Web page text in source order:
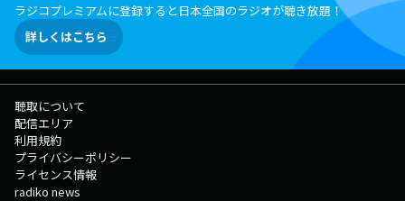
ラジコプレミアムに登録すると日本全国のラジオが聴き放題！
詳しくはこちら
聴取について
配信エリア
利用規約
プライバシーポリシー
ライセンス情報
radiko news